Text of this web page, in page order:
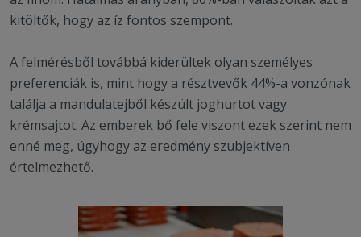
kitöltők, hogy az íz fontos szempont.
A felmérésből továbbá kiderültek olyan személyes
preferenciák is, mint hogy a résztvevők 44%-a vonzónak
találja a mandulatejből készült joghurtot vagy
krémsajtot. Az emberek bő fele viszont ezek szerint nem
enné meg, úgyhogy az eredmény szubjektíven
értelmezhető.